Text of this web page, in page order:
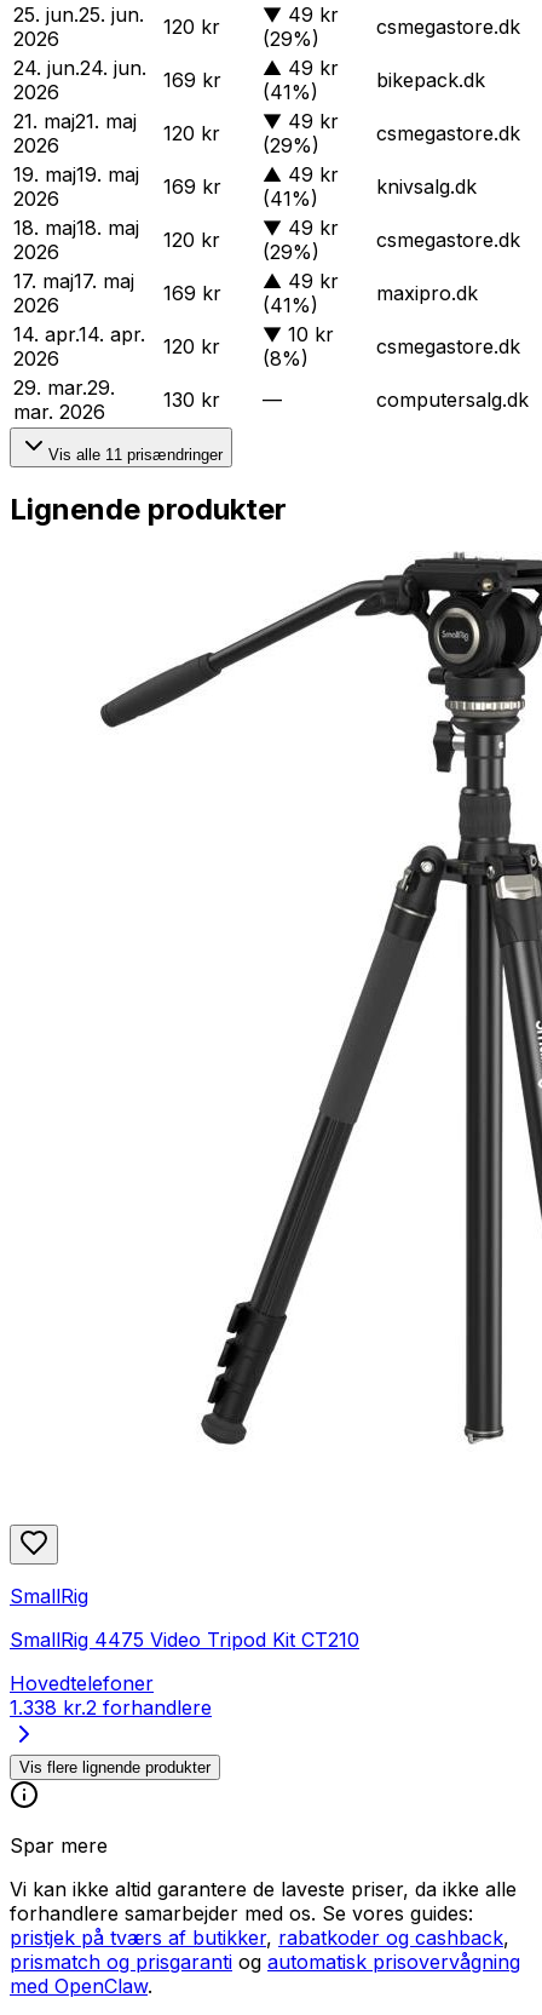
25. jun.25. jun.
2026
120 kr ▼ 49 kr
(29%)
csmegastore.dk
24. jun.24. jun.
2026
169 kr ▲ 49 kr
(41%)
bikepack.dk
21. maj21. maj
2026
120 kr ▼ 49 kr
(29%)
csmegastore.dk
19. maj19. maj
2026
169 kr ▲ 49 kr
(41%)
knivsalg.dk
18. maj18. maj
2026
120 kr ▼ 49 kr
(29%)
csmegastore.dk
17. maj17. maj
2026
169 kr ▲ 49 kr
(41%)
maxipro.dk
14. apr.14. apr.
2026
120 kr ▼ 10 kr
(8%)
csmegastore.dk
29. mar.29.
mar. 2026
130 kr — computersalg.dk
Vis alle 11 prisændringer
Lignende produkter
SmallRig
SmallRig 4475 Video Tripod Kit CT210
Hovedtelefoner
1.338 kr.2 forhandlere
Vis flere lignende produkter
Spar mere
Vi kan ikke altid garantere de laveste priser, da ikke alle
forhandlere samarbejder med os. Se vores guides:
pristjek på tværs af butikker, rabatkoder og cashback,
prismatch og prisgaranti og automatisk prisovervågning
med OpenClaw.